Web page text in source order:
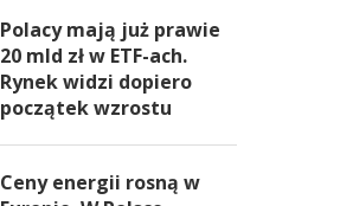
Polacy mają już prawie
20 mld zł w ETF-ach.
Rynek widzi dopiero
początek wzrostu
Ceny energii rosną w